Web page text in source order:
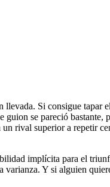
Si consigue tapar
se pareció bastante,
rival superior a repetir
implícita para el
Y si alguien